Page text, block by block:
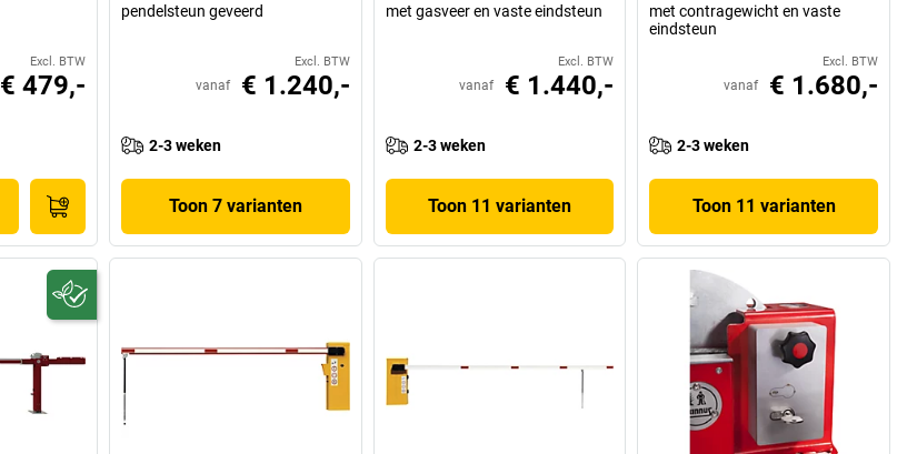
Excl. BTW
€ 479,-
pendelsteun geveerd
Excl. BTW
vanaf € 1.240,-
2-3 weken
Toon 7 varianten
met gasveer en vaste eindsteun
Excl. BTW
vanaf € 1.440,-
2-3 weken
Toon 11 varianten
met contragewicht en vaste
eindsteun
Excl. BTW
vanaf € 1.680,-
2-3 weken
Toon 11 varianten